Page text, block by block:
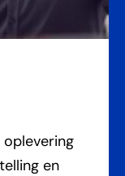
en